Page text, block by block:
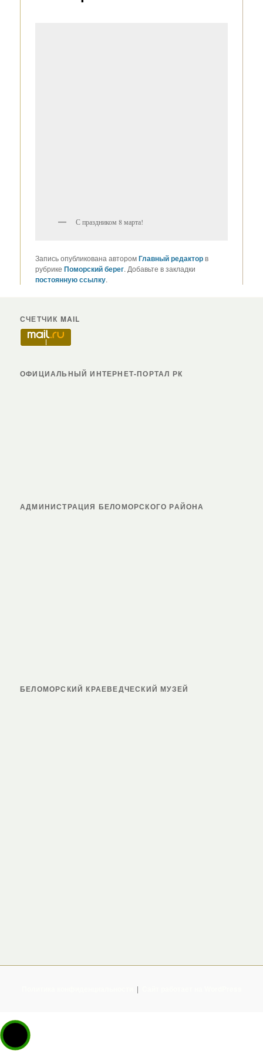
С праздником 8 марта!
Запись опубликована авторомГлавный редакторв
рубрике Поморский берег. Добавьте в закладки
постоянную ссылку.
СЧЕТЧИК MAIL
ОФИЦИАЛЬНЫЙ ИНТЕРНЕТ-ПОРТАЛ РК
АДМИНИСТРАЦИЯ БЕЛОМОРСКОГО РАЙОНА
БЕЛОМОРСКИЙ КРАЕВЕДЧЕСКИЙ МУЗЕЙ